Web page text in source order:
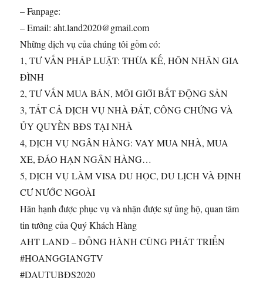
– Fanpage:
– Email: aht.land2020@gmail.com
Những dịch vụ của chúng tôi gồm có:
1, TƯ VẤN PHÁP LUẬT: THỪA KẾ, HÔN NHÂN GIA
ĐÌNH
2, TƯ VẤN MUA BÁN, MÔI GIỚI BẤT ĐỘNG SẢN
3, TẤT CẢ DỊCH VỤ NHÀ ĐẤT, CÔNG CHỨNG VÀ
ỦY QUYỀN BĐS TẠI NHÀ
4, DỊCH VỤ NGÂN HÀNG: VAY MUA NHÀ, MUA
XE, ĐÁO HẠN NGÂN HÀNG…
5, DỊCH VỤ LÀM VISA DU HỌC, DU LỊCH VÀ ĐỊNH
CƯ NƯỚC NGOÀI
Hân hạnh được phục vụ và nhận được sự ủng hộ, quan tâm
tin tưởng của Quý Khách Hàng
AHT LAND – ĐỒNG HÀNH CÙNG PHÁT TRIỂN
#HOANGGIANGTV
#DAUTUBĐS2020